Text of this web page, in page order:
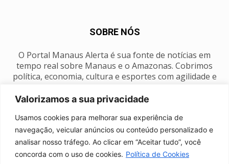
Valorizamos a sua privacidade
Usamos cookies para melhorar sua experiência de
navegação, veicular anúncios ou conteúdo personalizado e
analisar nosso tráfego. Ao clicar em “Aceitar tudo”, você
concorda com o uso de cookies. Política de Cookies
SOBRE NÓS
O Portal Manaus Alerta é sua fonte de notícias em
tempo real sobre Manaus e o Amazonas. Cobrimos
política, economia, cultura e esportes com agilidade e
SIGA-NOS